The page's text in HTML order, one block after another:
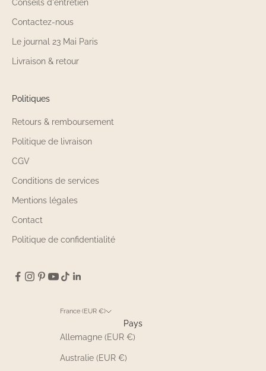
Conseils d'entretien
Contactez-nous
Le journal 23 Mai Paris
Livraison & retour
Politiques
Retours & remboursement
Politique de livraison
CGV
Conditions de services
Mentions légales
Contact
Politique de confidentialité
France (EUR €)
Pays
Allemagne (EUR €)
Australie (EUR €)